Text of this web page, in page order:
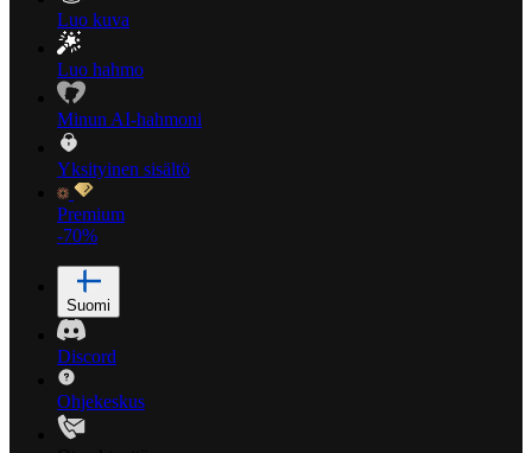
Luo kuva
Luo hahmo
Minun AI-hahmoni
Yksityinen sisältö
Premium
-70%
Suomi
Discord
Ohjekeskus